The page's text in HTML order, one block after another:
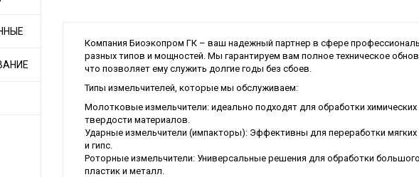
Компания Биоэкопром ГК – ваш надежный партнер в сфере
разных типов и мощностей. Мы гарантируем вам полное техническое
что позволяет ему служить долгие годы без сбоев.
Типы измельчителей, которые мы обслуживаем:
Молотковые измельчители: идеально подходят для обработки химических
твердости материалов.
Ударные измельчители (импакторы): Эффективны для переработки
и гипс.
Роторные измельчители: Универсальные решения для обработки
пластик и металл.